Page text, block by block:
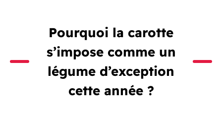
Pourquoi la carotte
s’impose comme un
légume d’exception
cette année ?